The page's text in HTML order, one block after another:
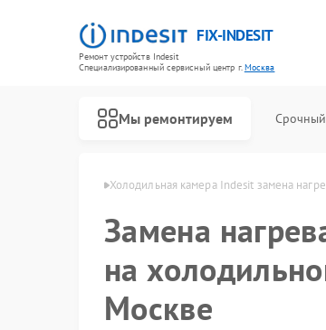
FIX-INDESIT
Ремонт устройств Indesit
Специализированный cервисный центр г.Москва
Мы ремонтируем
Холодильная камера Indesit замена
Замена
на
Москве